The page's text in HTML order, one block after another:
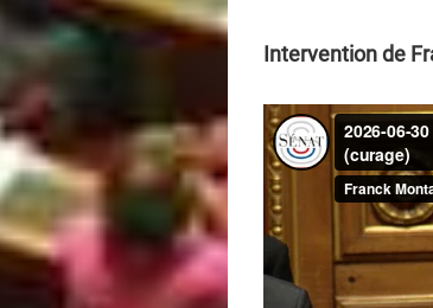
Intervention de